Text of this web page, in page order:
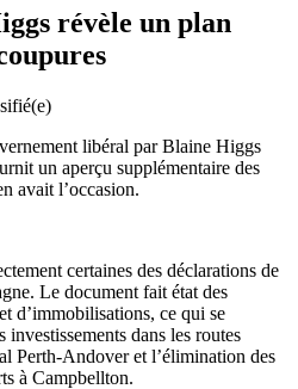
révèle un plan
libéral par Blaine Higgs
un aperçu supplémentaire des
avait l’occasion.
certaines des déclarations de
Le document fait état des
d’immobilisations, ce qui se
dans les routes
Perth-Andover et l’élimination des
à Campbellton.